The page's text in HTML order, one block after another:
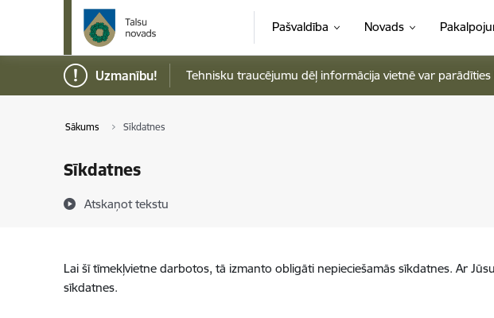
Pāriet uz lapas saturu
Pašvaldība Novads
Uzmanību! Tehnisku traucējumu dēļ informācija vietnē var
Sākums Sīkdatnes
Sīkdatnes
Atskaņot tekstu
Lai šī tīmekļvietne darbotos, tā izmanto obligāti nepieciešamās sīkdatnes. Ar
sīkdatnes.